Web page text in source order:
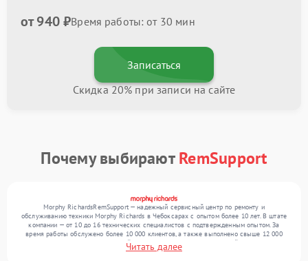
от 940 ₽Время работы: от 30 мин
Записаться
Скидка 20% при записи на сайте
Почему выбираютRemSupport
Morphy RichardsRemSupport — надежный сервисный центр по ремонту и
обслуживанию техники Morphy Richards в Чебоксарах с опытом более 10 лет. В штате
компании — от 10 до 16 технических специалистов с подтвержденным опытом. За
время работы обслужено более 10 000 клиентов, а также выполнено свыше 12 000
ремонтов. Ежемесячно в сервисный центр поступает более 300 устройств, включая , , .
Мы беремся за задачи любой сложности и обеспечиваем надежный результат
Читать далее